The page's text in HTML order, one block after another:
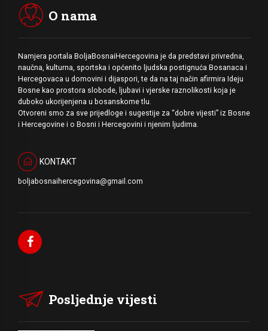
O nama
Namjera portala BoljaBosnaiHercegovina je da predstavi privredna,
naučna, kulturna, sportska i općenito ljudska postignuća Bosanaca i
Hercegovaca u domovini i dijaspori, te da na taj način afirmira Ideju
Bosne kao prostora slobode, ljubavi i vjerske raznolikosti koja je
duboko ukorijenjena u bosanskome tlu.
Otvoreni smo za sve prijedloge i sugestije za “dobre vijesti” iz Bosne
i Hercegovine i o Bosni i Hercegovini i njenim ljudima.
KONTAKT
boljabosnaihercegovina@gmail.com
Posljednje vijesti